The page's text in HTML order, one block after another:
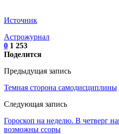
Источник
Астрожурнал
0 1 253
Поделится
Предыдущая запись
Темная сторона самодисциплины
Следующая запись
Гороскоп на неделю. В четверг
возможны ссоры